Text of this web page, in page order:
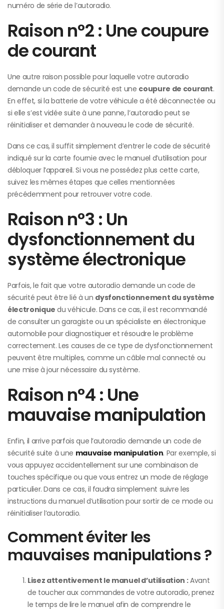
numéro de série de l’autoradio.
Raison n°2 : Une coupure
de courant
Une autre raison possible pour laquelle votre autoradio
demande un code de sécurité est une coupure de courant.
En effet, si la batterie de votre véhicule a été déconnectée ou
si elle s’est vidée suite à une panne, l’autoradio peut se
réinitialiser et demander à nouveau le code de sécurité.
Dans ce cas, il suffit simplement d’entrer le code de sécurité
indiqué sur la carte fournie avec le manuel d’utilisation pour
débloquer l’appareil. Si vous ne possédez plus cette carte,
suivez les mêmes étapes que celles mentionnées
précédemment pour retrouver votre code.
Raison n°3 : Un
dysfonctionnement du
système électronique
Parfois, le fait que votre autoradio demande un code de
sécurité peut être lié à un dysfonctionnement du système
électronique du véhicule. Dans ce cas, il est recommandé
de consulter un garagiste ou un spécialiste en électronique
automobile pour diagnostiquer et résoudre le problème
correctement. Les causes de ce type de dysfonctionnement
peuvent être multiples, comme un câble mal connecté ou
une mise à jour nécessaire du système.
Raison n°4 : Une
mauvaise manipulation
Enfin, il arrive parfois que l’autoradio demande un code de
sécurité suite à une mauvaise manipulation. Par exemple, si
vous appuyez accidentellement sur une combinaison de
touches spécifique ou que vous entrez un mode de réglage
particulier. Dans ce cas, il faudra simplement suivre les
instructions du manuel d’utilisation pour sortir de ce mode ou
réinitialiser l’autoradio.
Comment éviter les
mauvaises manipulations ?
Lisez attentivement le manuel d’utilisation :Avant
de toucher aux commandes de votre autoradio, prenez
le temps de lire le manuel afin de comprendre le